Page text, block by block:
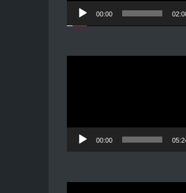
00:00
00:00